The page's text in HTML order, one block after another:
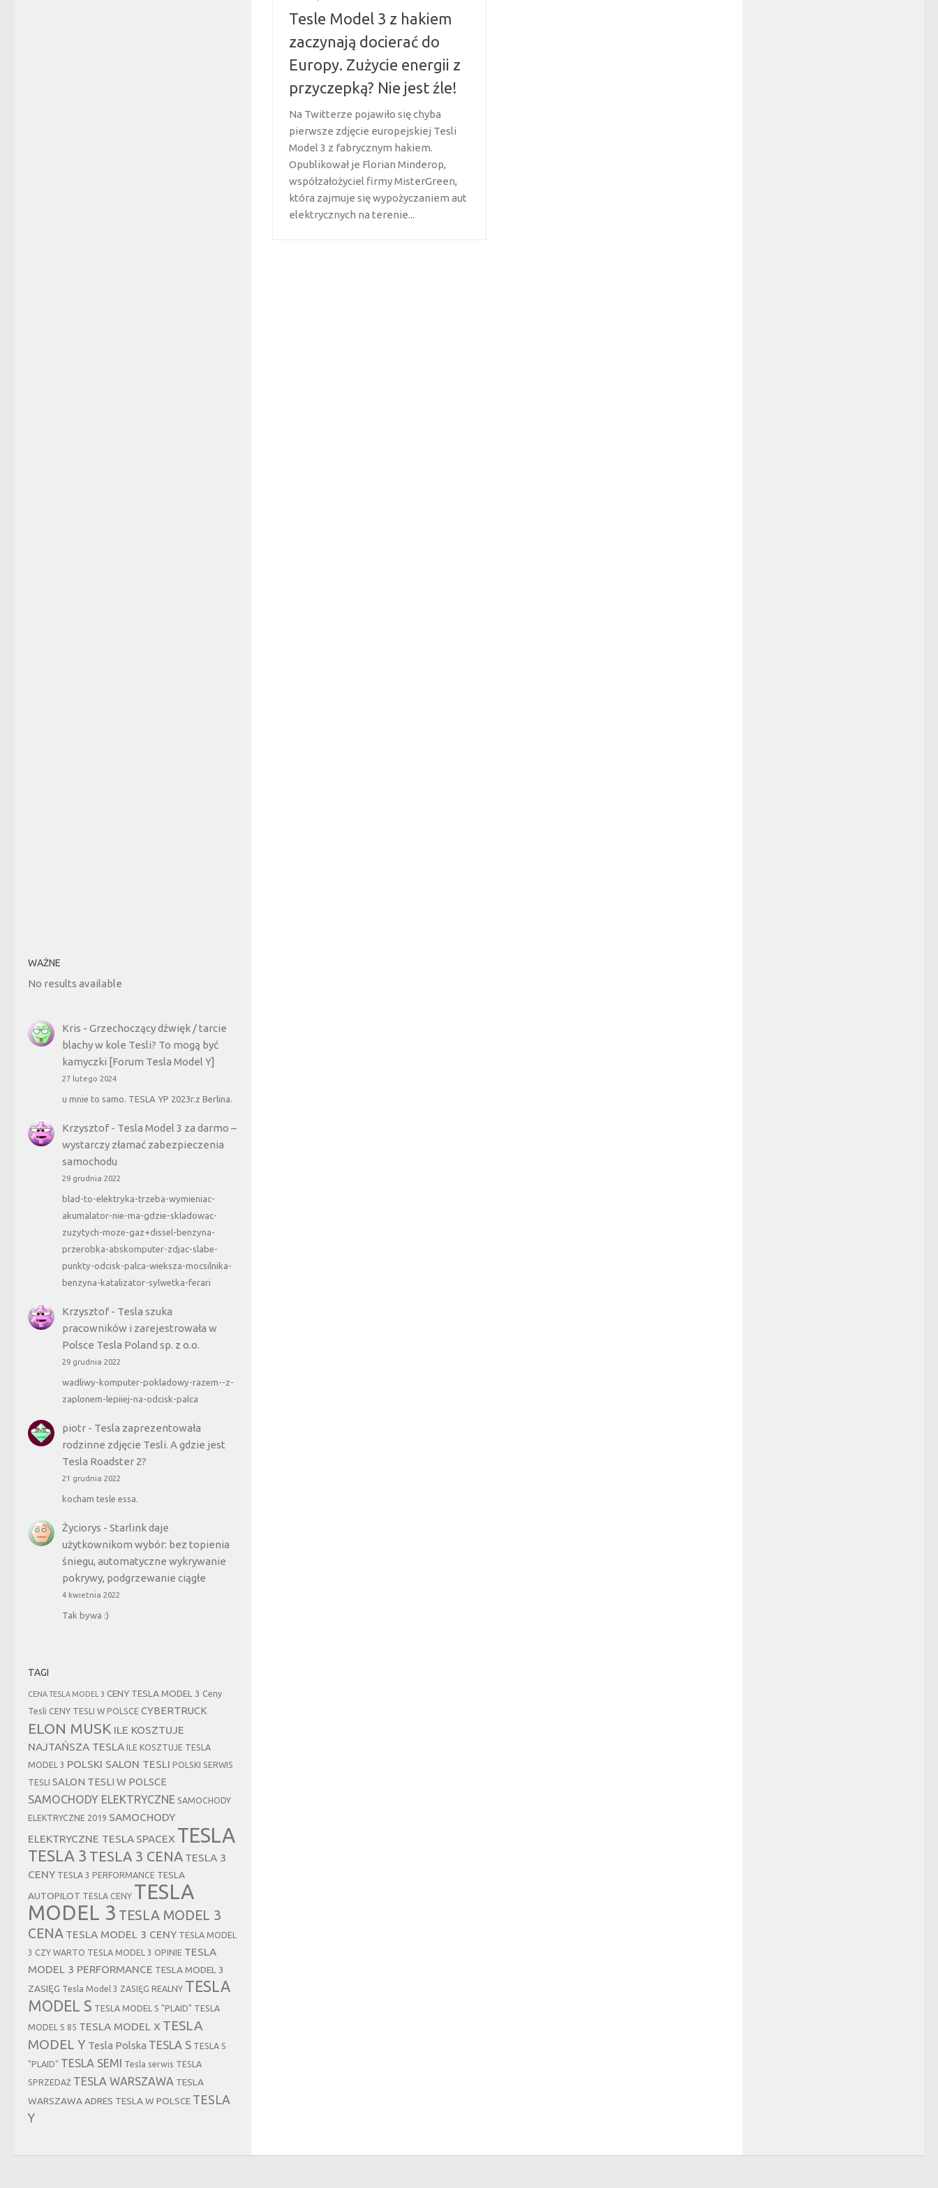
Tesle Model 3 z hakiem
zaczynają docierać do
Europy. Zużycie energii z
przyczepką? Nie jest źle!
Na Twitterze pojawiło się chyba
pierwsze zdjęcie europejskiej Tesli
Model 3 z fabrycznym hakiem.
Opublikował je Florian Minderop,
współzałożyciel firmy MisterGreen,
która zajmuje się wypożyczaniem aut
elektrycznych na terenie...
WAŻNE
No results available
Kris - Grzechoczący dźwięk / tarcie
blachy w kole Tesli? To mogą być
kamyczki [Forum Tesla Model Y]
27 lutego 2024
u mnie to samo. TESLA YP 2023r.z Berlina.
Krzysztof- Tesla Model 3 za darmo –
wystarczy złamać zabezpieczenia
samochodu
29 grudnia 2022
blad-to-elektryka-trzeba-wymieniac-
akumalator-nie-ma-gdzie-skladowac-
zuzytych-moze-gaz+dissel-benzyna-
przerobka-abskomputer-zdjac-slabe-
punkty-odcisk-palca-wieksza-mocsilnika-
benzyna-katalizator-sylwetka-ferari
Krzysztof- Tesla szuka
pracowników i zarejestrowała w
Polsce Tesla Poland sp. z o.o.
29 grudnia 2022
wadliwy-komputer-pokladowy-razem--z-
zaplonem-lepiiej-na-odcisk-palca
piotr- Tesla zaprezentowała
rodzinne zdjęcie Tesli. A gdzie jest
Tesla Roadster 2?
21 grudnia 2022
kocham tesle essa.
Życiorys - Starlink daje
użytkownikom wybór: bez topienia
śniegu, automatyczne wykrywanie
pokrywy, podgrzewanie ciągłe
4 kwietnia 2022
Tak bywa :)
TAGI
CENA TESLA MODEL 3 CENY TESLA MODEL 3 Ceny
Tesli CENY TESLI W POLSCE CYBERTRUCK
ELON MUSK ILE KOSZTUJE
NAJTAŃSZA TESLA
ILE KOSZTUJE TESLA
MODEL 3 POLSKI SALON TESLI POLSKI SERWIS
TESLI
SALON TESLI W POLSCE
SAMOCHODY ELEKTRYCZNE SAMOCHODY
ELEKTRYCZNE 2019 SAMOCHODY
ELEKTRYCZNE TESLA SPACEX TESLA
TESLA 3 TESLA 3 CENA TESLA 3
CENY TESLA 3 PERFORMANCE TESLA
AUTOPILOT TESLA CENY TESLA
MODEL 3 TESLA MODEL 3
CENA TESLA MODEL 3 CENY TESLA MODEL
3 CZY WARTO TESLA MODEL 3 OPINIE TESLA
MODEL 3 PERFORMANCE TESLA MODEL 3
ZASIĘG Tesla Model 3 ZASIĘG REALNY TESLA
MODEL S TESLA MODEL S "PLAID" TESLA
MODEL S 85 TESLA MODEL X TESLA
MODEL Y Tesla Polska TESLA S TESLA S
"PLAID" TESLA SEMI Tesla serwis TESLA
SPRZEDAŻ TESLA WARSZAWA TESLA
WARSZAWA ADRES TESLA W POLSCE TESLA
Y